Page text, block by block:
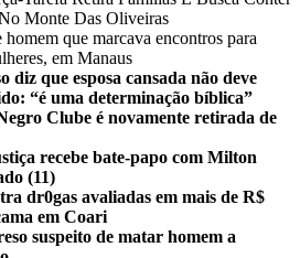
Monte Das Oliveiras
que marcava encontros para
em Manaus
diz que esposa cansada não deve
“é uma determinação bíblica”
Clube é novamente retirada de
recebe bate-papo com Milton
(11)
dr0gas avaliadas em mais de R$
em Coari
suspeito de matar homem a